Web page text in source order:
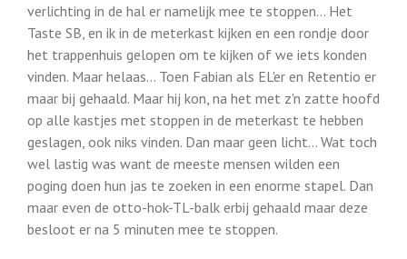
verlichting in de hal er namelijk mee te stoppen… Het
Taste SB, en ik in de meterkast kijken en een rondje door
het trappenhuis gelopen om te kijken of we iets konden
vinden. Maar helaas… Toen Fabian als EL'er en Retentio er
maar bij gehaald. Maar hij kon, na het met z'n zatte hoofd
op alle kastjes met stoppen in de meterkast te hebben
geslagen, ook niks vinden. Dan maar geen licht… Wat toch
wel lastig was want de meeste mensen wilden een
poging doen hun jas te zoeken in een enorme stapel. Dan
maar even de otto-hok-TL-balk erbij gehaald maar deze
besloot er na 5 minuten mee te stoppen.